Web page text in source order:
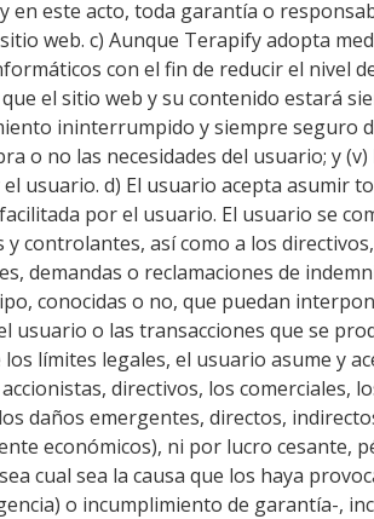
este acto, toda garantía o
web. c) Aunque Terapify adopta
con el fin de reducir el nivel
el sitio web y su contenido estará
ininterrumpido y siempre seguro
o no las necesidades del usuario; y
usuario. d) El usuario acepta asumir
por el usuario. El usuario se
controlantes, así como a los
demandas o reclamaciones de
conocidas o no, que puedan
o las transacciones que se
límites legales, el usuario asume y
directivos, los comerciales,
daños emergentes, directos,
económicos), ni por lucro cesante,
cual sea la causa que los haya
o incumplimiento de garantía-,